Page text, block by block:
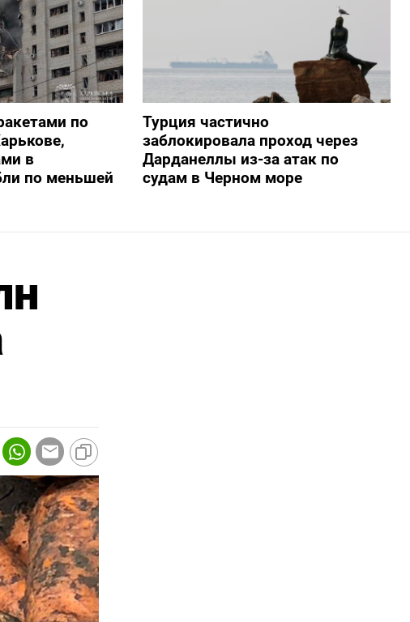
по
в
по меньшей
Турция частично
заблокировала проход через
Дарданеллы из-за атак по
судам в Черном море